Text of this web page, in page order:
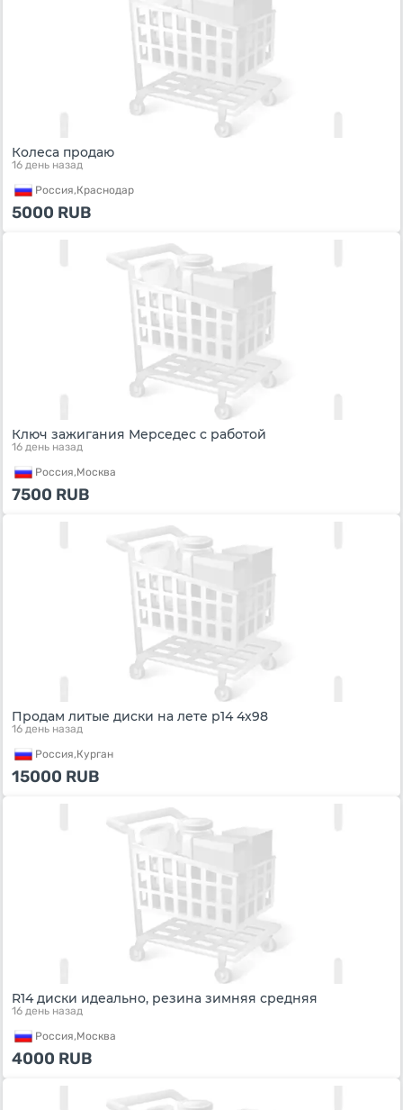
Колеса продаю
16 день назад
Россия,Краснодар
5000 RUB
Ключ зажигания Мерседес с работой
16 день назад
Россия,Москва
7500 RUB
Продам литые диски на лете р14 4х98
16 день назад
Россия,Курган
15000 RUB
R14 диски идеально, резина зимняя средняя
16 день назад
Россия,Москва
4000 RUB